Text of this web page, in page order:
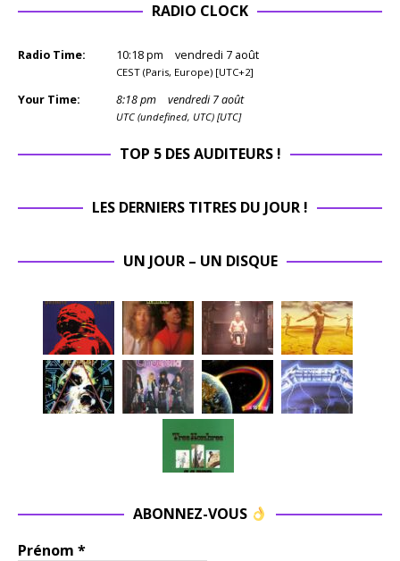
RADIO CLOCK
Radio Time: 10:18pm vendredi 7 août
CEST (Paris, Europe) [UTC+2]
Your Time: 8:18pm vendredi 7 août
UTC (undefined, UTC) [UTC]
TOP 5 DES AUDITEURS !
LES DERNIERS TITRES DU JOUR !
UN JOUR – UN DISQUE
ABONNEZ-VOUS
Prénom *